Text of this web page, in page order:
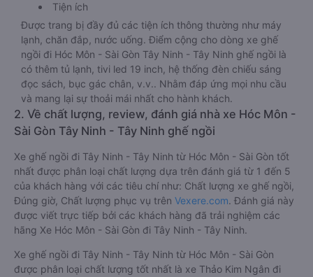
Tiện ích
Được trang bị đầy đủ các tiện ích thông thường như máy
lạnh, chăn đắp, nước uống. Điểm cộng cho dòng xe ghế
ngồi đi Hóc Môn - Sài Gòn Tây Ninh - Tây Ninh ghế ngồi là
có thêm tủ lạnh, tivi led 19 inch, hệ thống đèn chiếu sáng
đọc sách, bục gác chân, v.v.. Nhằm đáp ứng mọi nhu cầu
và mang lại sự thoải mái nhất cho hành khách.
2. Về chất lượng, review, đánh giá nhà xe Hóc Môn -
Sài Gòn Tây Ninh - Tây Ninh ghế ngồi
Xe ghế ngồi đi Tây Ninh - Tây Ninh từ Hóc Môn - Sài Gòn tốt
nhất được phân loại chất lượng dựa trên đánh giá từ 1 đến 5
của khách hàng với các tiêu chí như: Chất lượng xe ghế ngồi,
Đúng giờ, Chất lượng phục vụ trên Vexere.com. Đánh giá này
được viết trực tiếp bởi các khách hàng đã trải nghiệm các
hãng Xe Hóc Môn - Sài Gòn đi Tây Ninh - Tây Ninh.
Xe ghế ngồi đi Tây Ninh - Tây Ninh từ Hóc Môn - Sài Gòn
được phân loại chất lượng tốt nhất là xe Thảo Kim Ngân đi